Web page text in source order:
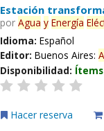
Estación
porAgua y Energía
Idioma:Español
Editor:Buenos Aires:
Disponibilidad:
Hacer reserva